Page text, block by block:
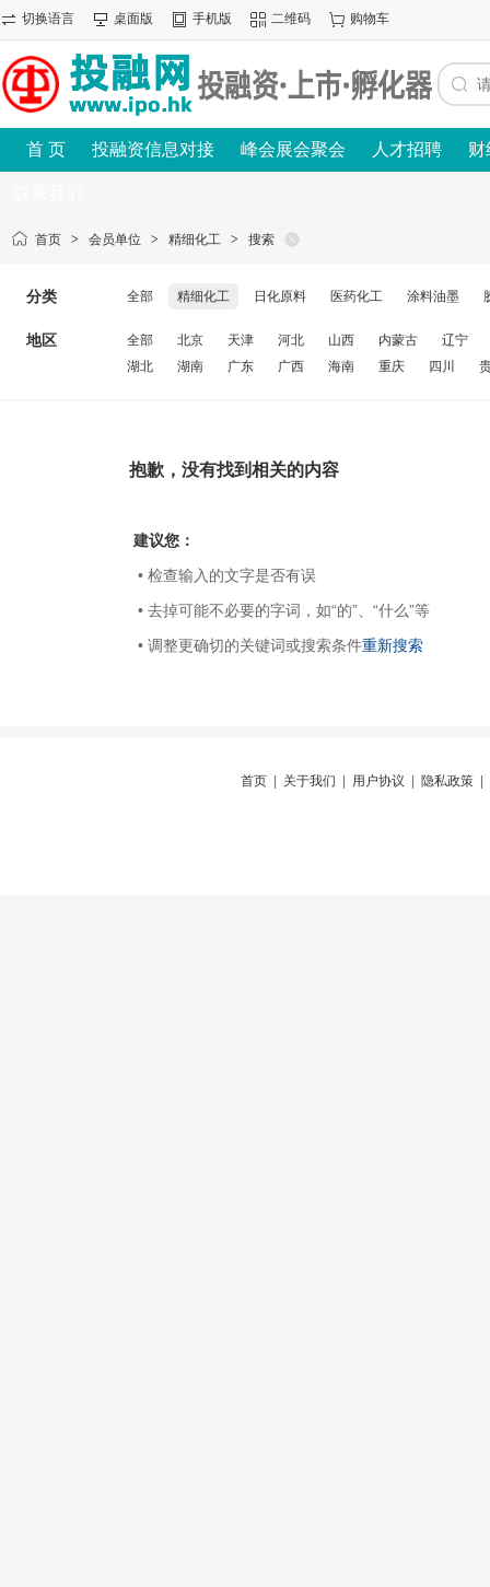
切换语言 桌面版 手机版 二维码 购物车
首 页 投融资信息对接 峰会展会聚会 人才招聘 财
首页 > 会员单位 > 精细化工 > 搜索
分类 全部 精细化工 日化原料 医药化工 涂料油墨
地区 全部 北京 天津 河北 山西 内蒙古
辽宁
湖北
湖南 广东 广西 海南 重庆 四川
抱歉，没有找到相关的内容
建议您：
• 检查输入的文字是否有误
• 去掉可能不必要的字词，如“的”、“什么”等
• 调整更确切的关键词或搜索条件重新搜索
首页 关于我们 用户协议 隐私政策